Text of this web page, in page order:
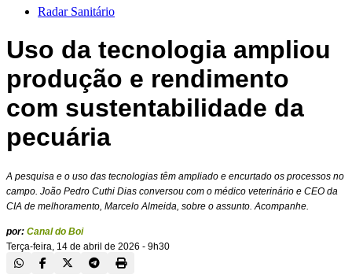
Radar Sanitário
Uso da tecnologia ampliou
produção e rendimento
com sustentabilidade da
pecuária
A pesquisa e o uso das tecnologias têm ampliado e encurtado os processos no
campo. João Pedro Cuthi Dias conversou com o médico veterinário e CEO da
CIA de melhoramento, Marcelo Almeida, sobre o assunto. Acompanhe.
por: Canal do Boi
Terça-feira, 14 de abril de 2026 - 9h30